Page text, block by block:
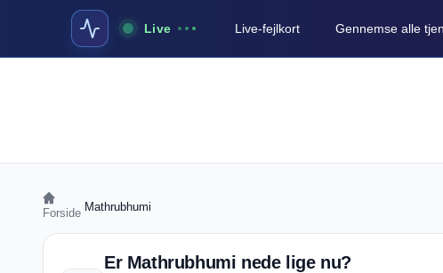
Live Live-fejlkort Gennemse alle
Forside Mathrubhumi
Er Mathrubhumi nede lige nu?